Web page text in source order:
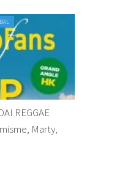
REGGAE
Marty,